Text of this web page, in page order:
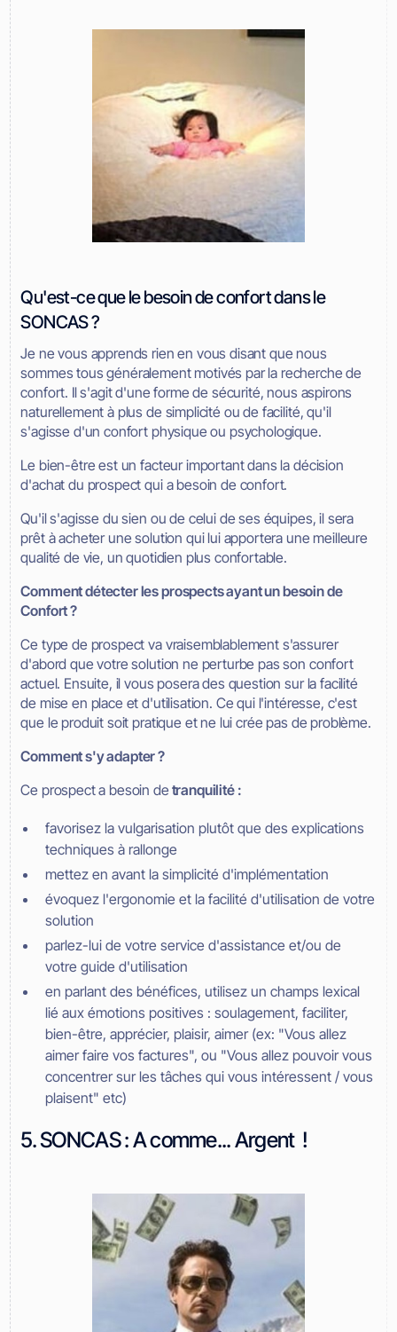
Qu'est-ce que le besoin de confort dans le
SONCAS ?
Je ne vous apprends rien en vous disant que nous
sommes tous généralement motivés par la recherche de
confort. Il s'agit d'une forme de sécurité, nous aspirons
naturellement à plus de simplicité ou de facilité, qu'il
s'agisse d'un confort physique ou psychologique.
Le bien-être est un facteur important dans la décision
d'achat du prospect qui a besoin de confort.
Qu'il s'agisse du sien ou de celui de ses équipes, il sera
prêt à acheter une solution qui lui apportera une meilleure
qualité de vie, un quotidien plus confortable.
Comment détecter les prospects ayant un besoin de
Confort ?
Ce type de prospect va vraisemblablement s'assurer
d'abord que votre solution ne perturbe pas son confort
actuel. Ensuite, il vous posera des question sur la facilité
de mise en place et d'utilisation. Ce qui l'intéresse, c'est
que le produit soit pratique et ne lui crée pas de problème.
Comment s'y adapter ?
Ce prospect a besoin de tranquilité :
favorisez la vulgarisation plutôt que des explications
techniques à rallonge
mettez en avant la simplicité d'implémentation
évoquez l'ergonomie et la facilité d'utilisation de votre
solution
parlez-lui de votre service d'assistance et/ou de
votre guide d'utilisation
en parlant des bénéfices, utilisez un champs lexical
lié aux émotions positives : soulagement, faciliter,
bien-être, apprécier, plaisir, aimer (ex: "Vous allez
aimer faire vos factures", ou "Vous allez pouvoir vous
concentrer sur les tâches qui vous intéressent / vous
plaisent" etc)
5. SONCAS : A comme... Argent !